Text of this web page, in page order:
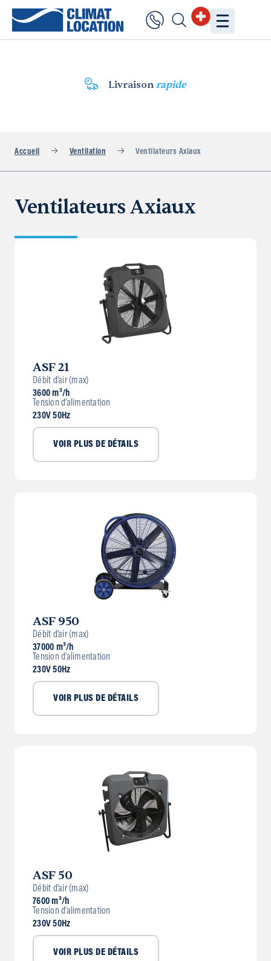
Livraisonrapide
Accueil Ventilation Ventilateurs Axiaux
Ventilateurs Axiaux
ASF 21
Débit d’air (max)
3600 m³/h
Tension d’alimentation
230V 50Hz
VOIR PLUS DE DÉTAILS
ASF 950
Débit d’air (max)
37000 m³/h
Tension d’alimentation
230V 50Hz
VOIR PLUS DE DÉTAILS
ASF 50
Débit d’air (max)
7600 m³/h
Tension d’alimentation
230V 50Hz
VOIR PLUS DE DÉTAILS